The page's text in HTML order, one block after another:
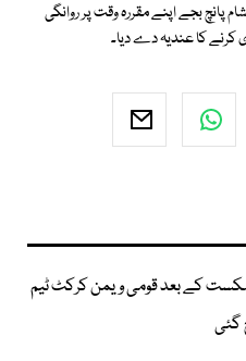
پانچ بجے اپنے مقررہ وقت پر روانگی
کرنے کا عندیہ دے دیا۔
کے بعد قومی ویمن کرکٹ ٹیم
گئی